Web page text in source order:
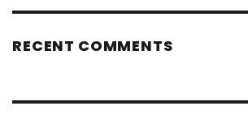
RECENT COMMENTS